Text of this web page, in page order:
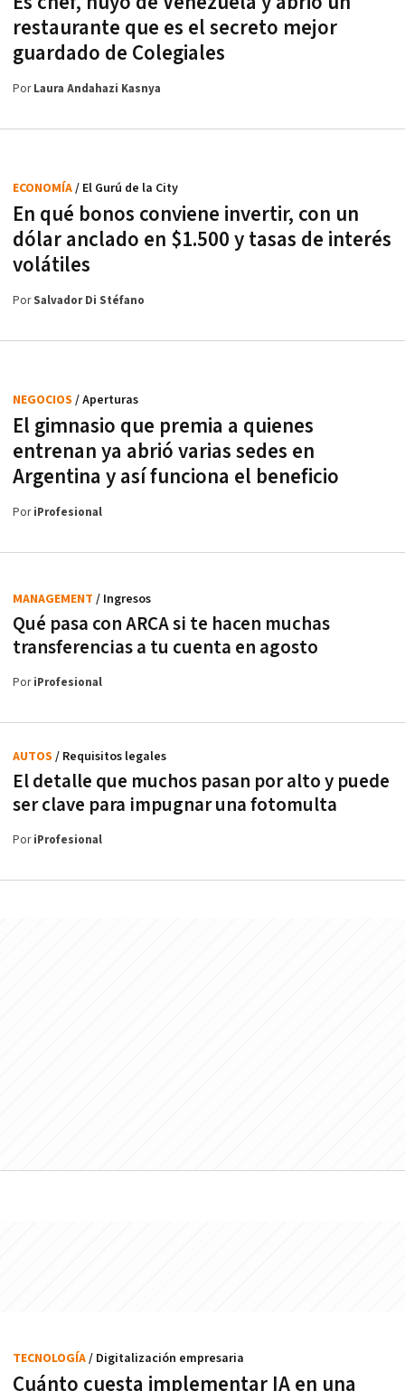
restaurante que es el secreto mejor
guardado de Colegiales
PorLaura Andahazi Kasnya
En qué bonos conviene invertir, con un
dólar anclado en $1.500 y tasas de interés
volátiles
ECONOMÍA/ El Gurú de la City
PorSalvador Di Stéfano
El gimnasio que premia a quienes
entrenan ya abrió varias sedes en
Argentina y así funciona el beneficio
NEGOCIOS / Aperturas
PoriProfesional
Qué pasa con ARCA si te hacen muchas
transferencias a tu cuenta en agosto
MANAGEMENT / Ingresos
PoriProfesional
El detalle que muchos pasan por alto y puede
ser clave para impugnar una fotomulta
AUTOS / Requisitos legales
PoriProfesional
Cuánto cuesta implementar IA en una
TECNOLOGÍA/ Digitalización empresaria